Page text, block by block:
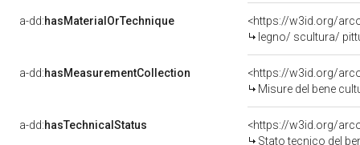
a-dd:hasMaterialOrTechnique
<https://w3id.org/
legno/ scultura/
a-dd:hasMeasurementCollection
<https://w3id.org/
Misure del bene
a-dd:hasTechnicalStatus
<https://w3id.org/
Stato tecnico del